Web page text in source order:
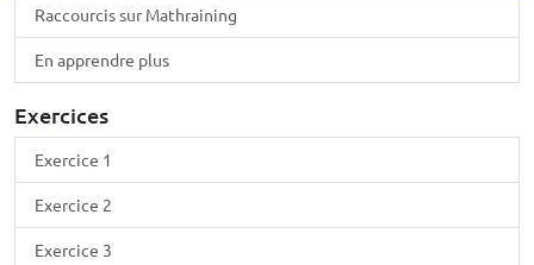
Raccourcis sur Mathraining
En apprendre plus
Exercices
Exercice 1
Exercice 2
Exercice 3